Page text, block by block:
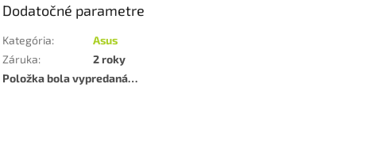
Dodatočné parametre
Kategória:
Asus
Záruka:
2 roky
Položka bola vypredaná…